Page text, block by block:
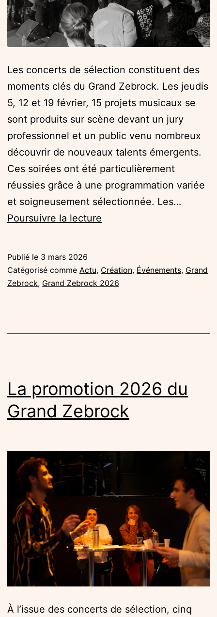
Les concerts de sélection constituent des
moments clés du Grand Zebrock. Les jeudis
5, 12 et 19 février, 15 projets musicaux se
sont produits sur scène devant un jury
professionnel et un public venu nombreux
découvrir de nouveaux talents émergents.
Ces soirées ont été particulièrement
réussies grâce à une programmation variée
et soigneusement sélectionnée. Les…
Poursuivre la lecture
sélection
du
2026
Publié le 3 mars 2026
Catégorisé comme Actu, Création, Événements, Grand
Zebrock, Grand Zebrock 2026
La promotion 2026 du
Grand Zebrock
À l’issue des concerts de sélection, cinq